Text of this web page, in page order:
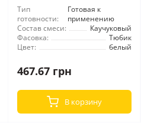
Тип
готовности:
Готовая к
применению
Состав смеси:
Каучуковый
Фасовка:
Тюбик
Цвет:
белый
467.67 грн
В корзину